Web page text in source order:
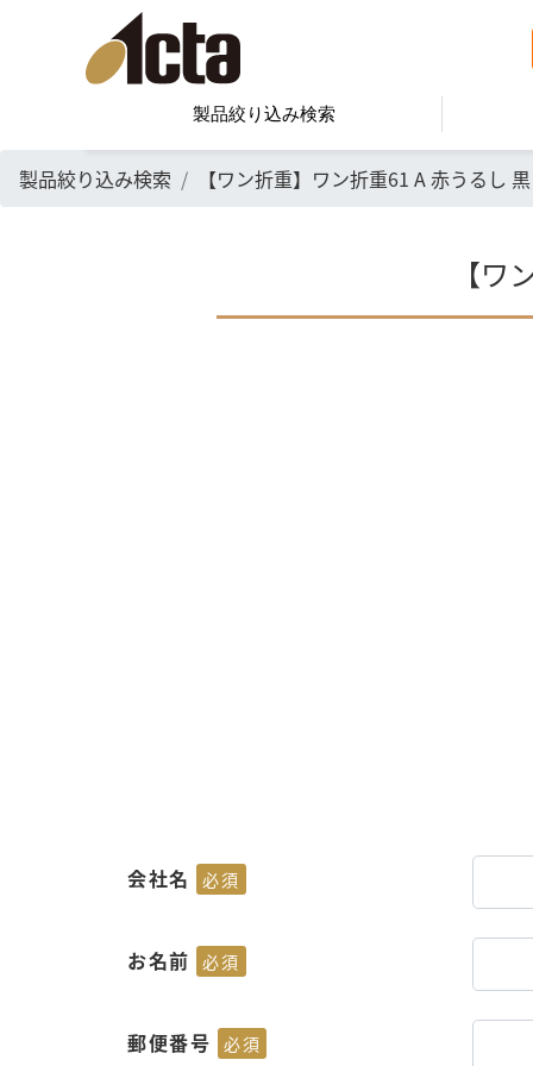
製品絞り込み検索
製品絞り込み検索 【ワン折重】ワン折重61 A 赤うるし 黒
【
会社名 必須
お名前 必須
郵便番号 必須